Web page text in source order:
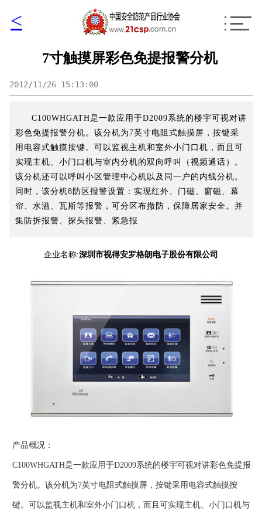
<
7寸触摸屏彩色免提报警分机
2012/11/26 15:13:00
C100WHGATH是一款应用于D2009系统的楼宇可视对讲
彩色免提报警分机。该分机为7英寸电阻式触摸屏，按键采
用电容式触摸按键。可以监视主机和室外小门口机，而且可
实现主机、小门口机与室内分机的双向呼叫（视频通话）。
该分机还可以呼叫小区管理中心机以及同一户的内线分机。
同时，该分机8防区报警设置：实现红外、门磁、窗磁、幕
帘、水溢、瓦斯等报警，可分区布撤防，保障居家安全。并
集防拆报警、探头报警、紧急报
企业名称:深圳市视得安罗格朗电子股份有限公司
产品概况：
C100WHGATH是一款应用于D2009系统的楼宇可视对讲彩色免提报
警分机。该分机为7英寸电阻式触摸屏，按键采用电容式触摸按
键。可以监视主机和室外小门口机，而且可实现主机、小门口机与